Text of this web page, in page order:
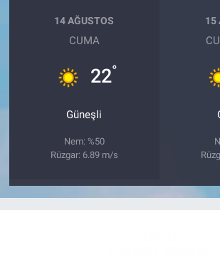
14 AĞUSTOS
CUMA
22°
Güneşli
Nem: %50
Rüzgar: 6.89 m/s
15